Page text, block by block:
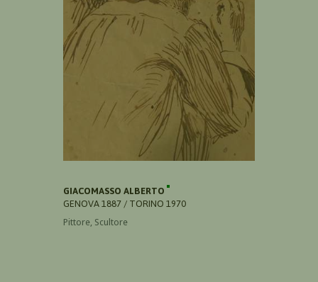
GIACOMASSO ALBERTO
GENOVA 1887 / TORINO 1970
Pittore, Scultore